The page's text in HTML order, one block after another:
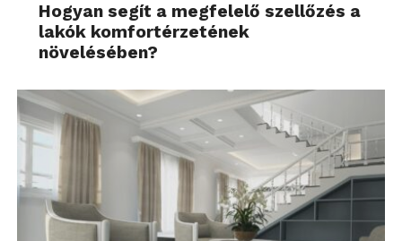
Hogyan segít a megfelelő szellőzés a
lakók komfortérzetének
növelésében?